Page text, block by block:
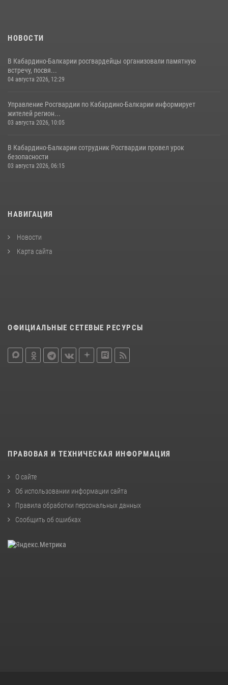
НОВОСТИ
В Кабардино-Балкарии росгвардейцы организовали памятную
встречу, посвя...
04 августа 2026, 12:29
Управление Росгвардии по Кабардино-Балкарии информирует
жителей регион...
03 августа 2026, 10:05
В Кабардино‑Балкарии сотрудник Росгвардии провел урок
безопасности
03 августа 2026, 06:15
НАВИГАЦИЯ
Новости
Карта сайта
ОФИЦИАЛЬНЫЕ СЕТЕВЫЕ РЕСУРСЫ
ПРАВОВАЯ И ТЕХНИЧЕСКАЯ ИНФОРМАЦИЯ
О сайте
Об использовании информации сайта
Правила обработки персональных данных
Сообщить об ошибках